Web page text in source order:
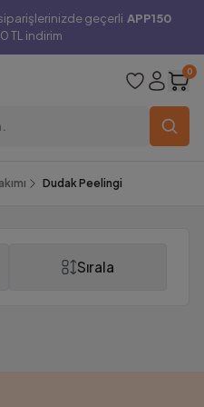
geçerli APP150
TL indirim
0
Dudak Peelingi
Sırala